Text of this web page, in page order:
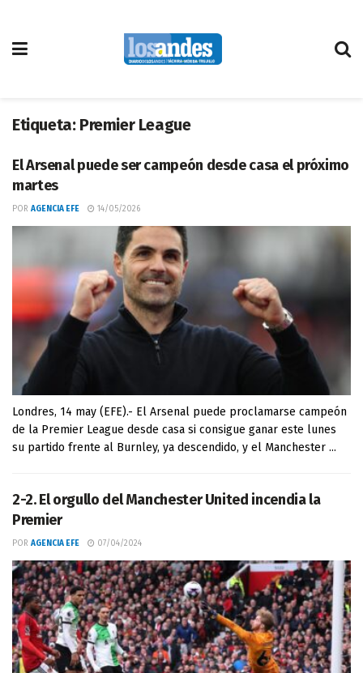
Etiqueta: Premier League
El Arsenal puede ser campeón desde casa el próximo
martes
POR AGENCIA EFE 14/05/2026
Londres, 14 may (EFE).- El Arsenal puede proclamarse campeón
de la Premier League desde casa si consigue ganar este lunes
su partido frente al Burnley, ya descendido, y el Manchester ...
2-2. El orgullo del Manchester United incendia la
Premier
POR AGENCIA EFE 07/04/2024